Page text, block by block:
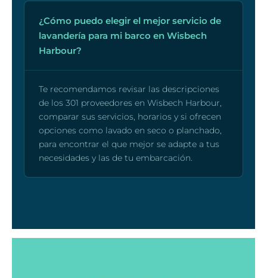
¿Cómo puedo elegir el mejor servicio de
lavandería para mi barco en Wisbech
Harbour?
Te recomendamos revisar las descripciones
de los 301 proveedores en Wisbech Harbour,
comparar sus servicios, horarios y si ofrecen
opciones como lavado en seco o planchado,
para encontrar el que mejor se adapte a tus
necesidades y las de tu embarcación.